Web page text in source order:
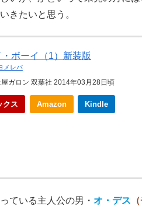
きたいと思う。
ボーイ（1）新装版
メレバ
ガロン 双葉社 2014年03月28日頃
クス Amazon Kindle
ている主人公の男・ オ・デス